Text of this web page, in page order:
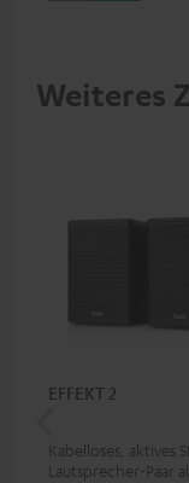
Weiteres
EFFEKT 2
Kabelloses, aktives
Lautsprecher-Paar